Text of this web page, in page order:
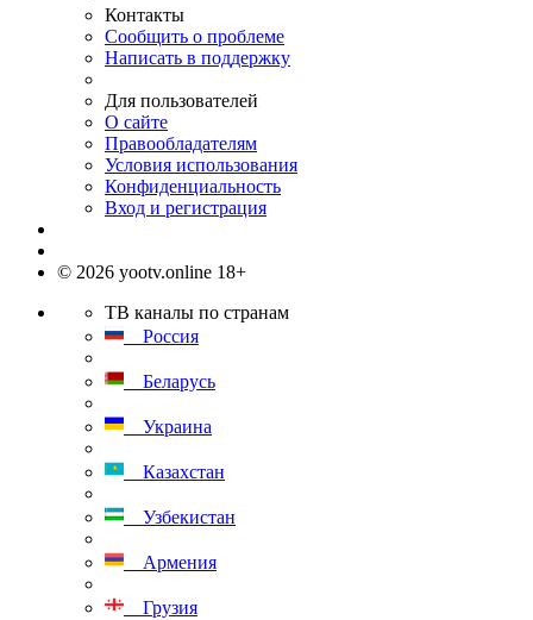
Контакты
Сообщить о проблеме
Написать в поддержку
Для пользователей
О сайте
Правообладателям
Условия использования
Конфиденциальность
Вход и регистрация
© 2026 yootv.online 18+
ТВ каналы по странам
Россия
Беларусь
Украина
Казахстан
Узбекистан
Армения
Грузия